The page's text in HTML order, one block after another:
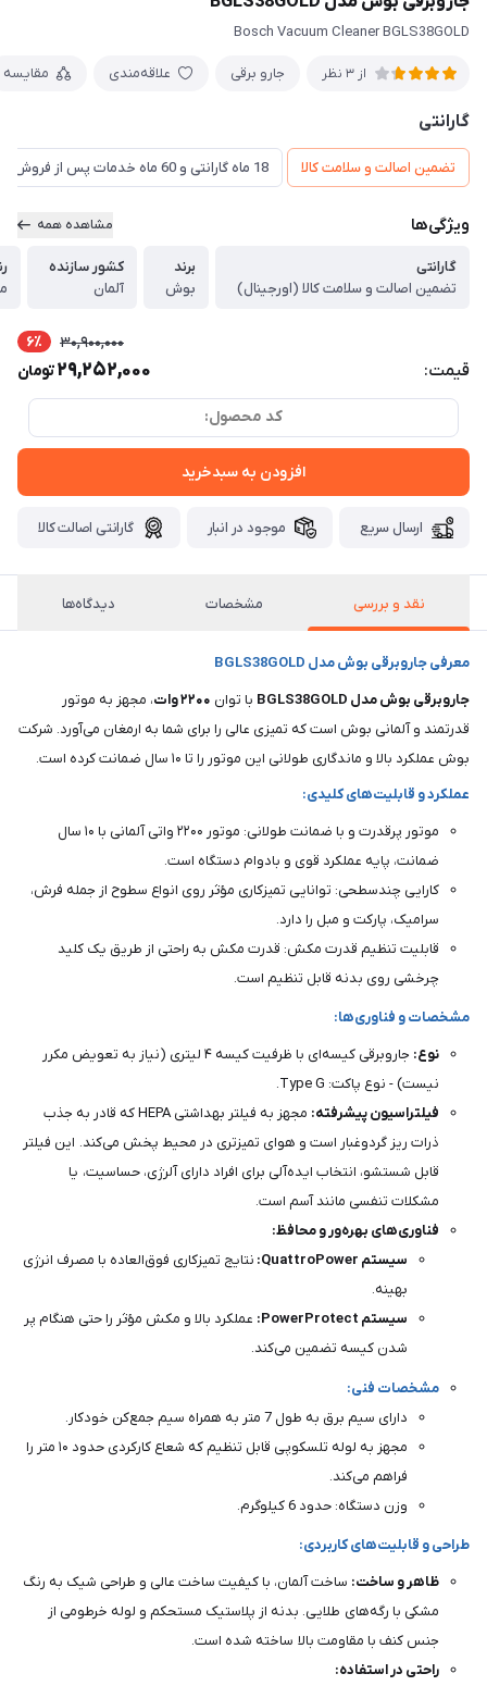
Bosch Vacuum Cleaner BGLS38GOLD
از 3 نظر جارو برقی علاقه‌مندی مقایسه
گارانتی
تضمین اصالت و سلامت کالا 18 ماه گارانتی و 60 ماه خدمات پس از فروش و ضمانت تعویض
ویژگی‌ها مشاهده همه
گارانتی
تضمین اصالت و سلامت کالا (اورجینال)
برند
بوش
کشور سازنده
آلمان
قیمت:
30,900,000 6٪
29,252,000تومان
کد محصول:
افزودن به سبدخرید
ارسال سریع موجود در انبار گارانتی اصالت کالا
نقد و بررسی مشخصات دیدگاه‌ها
معرفی جاروبرقی بوش مدل BGLS38GOLD
جاروبرقی بوش مدل BGLS38GOLD
با توان ۲۲۰۰وات، مجهز به موتور
قدرتمند و آلمانی بوش است که تمیزی عالی را برای شما به ارمغان می‌آورد. شرکت
بوش عملکرد بالا و ماندگاری طولانی این موتور را تا ۱۰ سال ضمانت کرده است.
عملکرد و قابلیت‌های کلیدی:
موتور پرقدرت و با ضمانت طولانی: موتور ۲۲۰۰ واتی آلمانی با ۱۰ سال
ضمانت، پایه عملکرد قوی و بادوام دستگاه است.
کارایی چندسطحی: توانایی تمیزکاری مؤثر روی انواع سطوح از جمله فرش،
سرامیک، پارکت و مبل را دارد.
قابلیت تنظیم قدرت مکش: قدرت مکش به راحتی از طریق یک کلید
چرخشی روی بدنه قابل تنظیم است.
مشخصات و فناوری‌ها:
نوع:
جاروبرقی کیسه‌ای با ظرفیت کیسه ۴ لیتری (نیاز به تعویض مکرر
نیست) - نوع پاکت: Type G.
فیلتراسیون پیشرفته:
مجهز به فیلتر بهداشتی HEPA که قادر به جذب
ذرات ریز گردوغبار است و هوای تمیزتری در محیط پخش می‌کند. این فیلتر
قابل شستشو، انتخاب ایده‌آلی برای افراد دارای آلرژی، حساسیت، یا
مشکلات تنفسی مانند آسم است.
فناوری‌های بهره‌ور و محافظ:
سیستم QuattroPower:
نتایج تمیزکاری فوق‌العاده با مصرف انرژی
بهینه.
سیستم PowerProtect:
عملکرد بالا و مکش مؤثر را حتی هنگام پر
شدن کیسه تضمین می‌کند.
مشخصات فنی:
دارای سیم برق به طول 7 متر به همراه سیم جمع‌کن خودکار.
مجهز به لوله تلسکوپی قابل تنظیم که شعاع کارکردی حدود ۱۰ متر را
فراهم می‌کند.
وزن دستگاه: حدود 6 کیلوگرم.
طراحی و قابلیت‌های کاربردی:
ظاهر و ساخت: ساخت آلمان، با کیفیت ساخت عالی و طراحی شیک به رنگ
مشکی با رگه‌های طلایی. بدنه از پلاستیک مستحکم و لوله خرطومی از
جنس کنف با مقاومت بالا ساخته شده است.
راحتی در استفاده: